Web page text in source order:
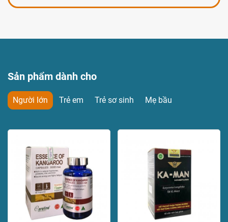
Sản phẩm dành cho
Người lớn Trẻ em Trẻ sơ sinh Mẹ bầu